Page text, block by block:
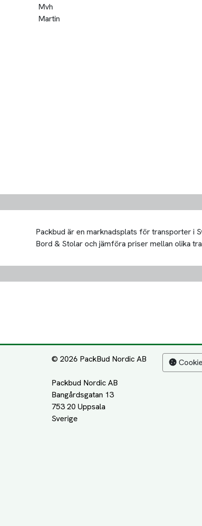
Mvh
Martin
Packbud är en marknadsplats för transporter i
Bord & Stolar och jämföra priser mellan olika
© 2026 PackBud Nordic AB
Packbud Nordic AB
Bangårdsgatan 13
753 20 Uppsala